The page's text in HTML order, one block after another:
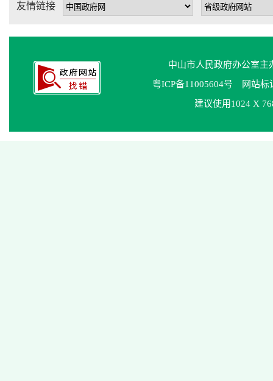
友情链接
中山市人民政府办公室
粤ICP备11005604号 网站标
建议使用1024 X